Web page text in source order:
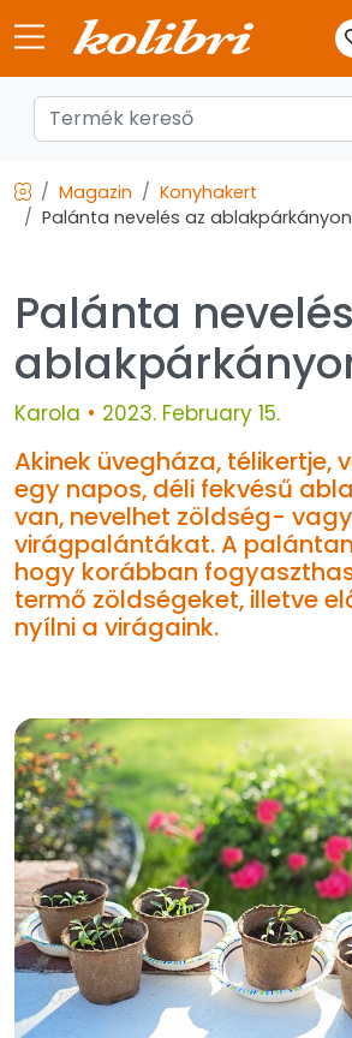
Magazin
Konyhakert
Palánta nevelés az ablakpárkányon
Palánta
Karola • 2023. February 15.
Akinek üvegháza, télikertje,
egy napos, déli fekvésű
van, nevelhet zöldség- vagy
virágpalántákat. A
hogy korábban
termő zöldségeket, illetve
nyílni a virágaink.